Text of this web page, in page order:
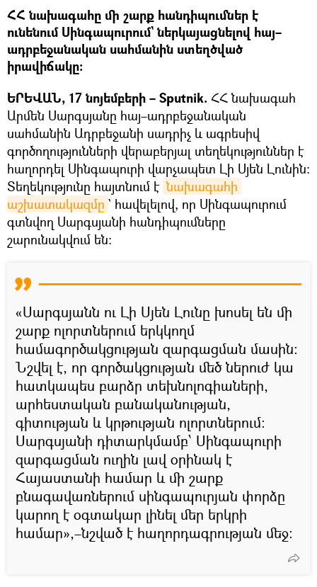
ՀՀ նախագահը մի շարք հանդիպումներ է
ունենում Սինգապուրում` ներկայացնելով հայ–
ադրբեջանական սահմանին ստեղծված
իրավիճակը։
ԵՐԵՎԱՆ, 17 նոյեմբերի – Sputnik. ՀՀ նախագահ
Արմեն Սարգսյանը հայ–ադրբեջանական
սահմանին Ադրբեջանի սադրիչ և ագրեսիվ
գործողությունների վերաբերյալ տեղեկություններ է
հաղորդել Սինգապուրի վարչապետ Լի Սյեն Լունին։
Տեղեկությունը հայտնում է նախագահի
աշխատակազմը ` հավելելով, որ Սինգապուրում
գտնվող Սարգսյանի հանդիպումները
շարունակվում են։
«Սարգսյանն ու Լի Սյեն Լունը խոսել են մի
շարք ոլորտներում երկկողմ
համագործակցության զարգացման մասին:
Նշվել է, որ գործակցության մեծ ներուժ կա
հատկապես բարձր տեխնոլոգիաների,
արհեստական բանականության,
գիտության և կրթության ոլորտներում:
Սարգսյանի դիտարկմամբ՝ Սինգապուրի
զարգացման ուղին լավ օրինակ է
Հայաստանի համար և մի շարք
բնագավառներում սինգապուրյան փորձը
կարող է օգտակար լինել մեր երկրի
համար»,–նշված է հաղորդագրության մեջ: